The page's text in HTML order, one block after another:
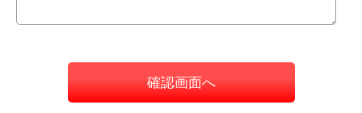
確認画面へ